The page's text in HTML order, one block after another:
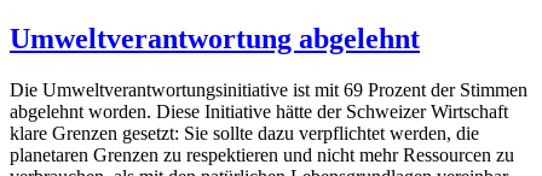
Umweltverantwortung abgelehnt
Die Umweltverantwortungsinitiative ist mit 69 Prozent der Stimmen
abgelehnt worden. Diese Initiative hätte der Schweizer Wirtschaft
klare Grenzen gesetzt: Sie sollte dazu verpflichtet werden, die
planetaren Grenzen zu respektieren und nicht mehr Ressourcen zu